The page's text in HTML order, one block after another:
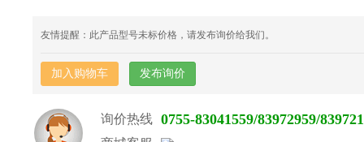
友情提醒：此产品型号未标价格，请发布询价给我们。
加入购物车 发布询价
询价热线 0755-83041559/83972959/